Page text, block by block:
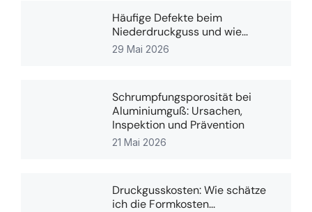
Häufige Defekte beim
Niederdruckguss und wie...
29 Mai 2026
Schrumpfungsporosität bei
Aluminiumguß: Ursachen,
Inspektion und Prävention
21 Mai 2026
Druckgusskosten: Wie schätze
ich die Formkosten...